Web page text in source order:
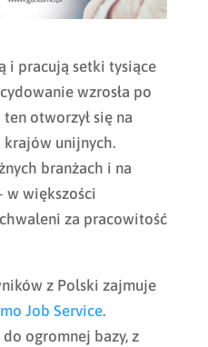
i pracują setki tysiące
wzrosła po
otworzył się na
unijnych.
branżach i na
w większości
za pracowitość
z Polski zajmuje
Job Service.
ogromnej bazy, z